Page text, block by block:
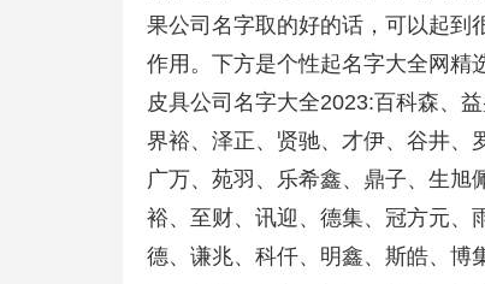
果公司名字取的好的话，可以起到
作用。下方是个性起名字大全网精
皮具公司名字大全2023:百科森、
界裕、泽正、贤驰、才伊、谷井、
广万、苑羽、乐希鑫、鼎子、生旭
裕、至财、讯迎、德集、冠方元、
德、谦兆、科仟、明鑫、斯皓、博